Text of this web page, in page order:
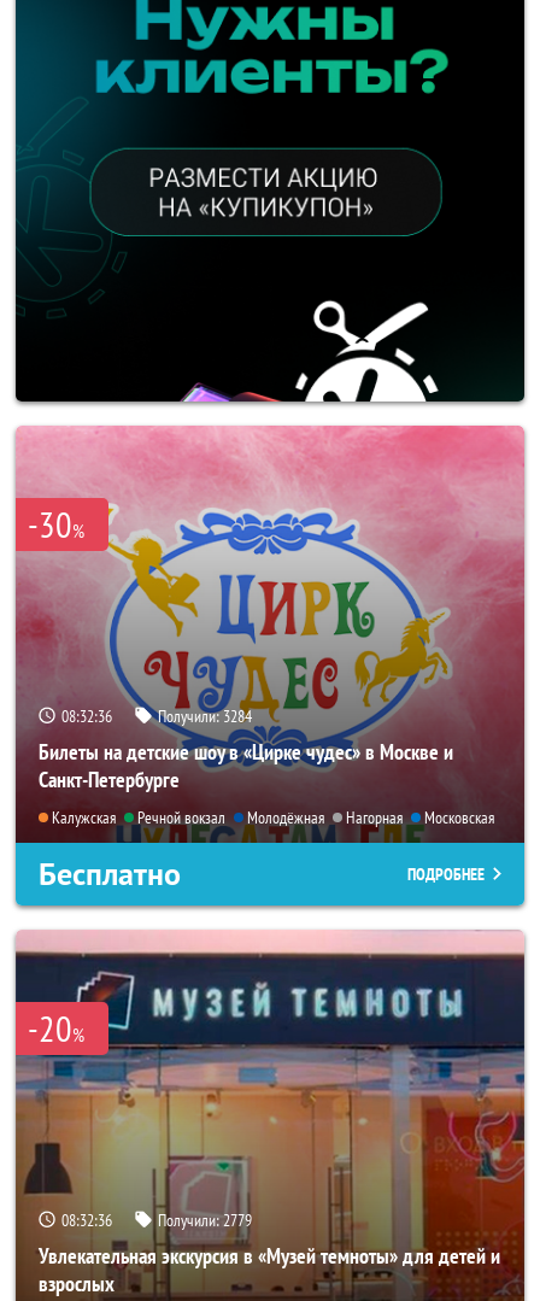
-30%
08:32:35 Получили:3284
Билеты на детские шоу в «Цирке чудес» в Москве и
Санкт-Петербурге
Калужская Речной вокзал Молодёжная Нагорная Московская
Бесплатно ПОДРОБНЕЕ
-20%
08:32:35 Получили:2779
Увлекательная экскурсия в «Музей темноты» для детей и
взрослых